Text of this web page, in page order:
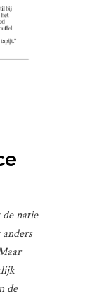
natie
de